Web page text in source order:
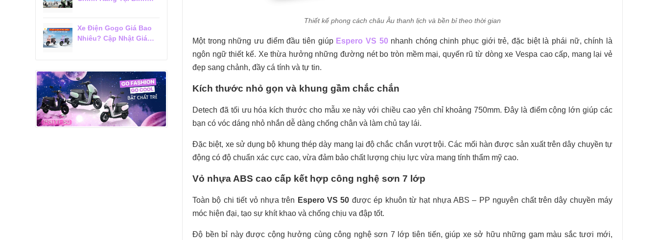
Thiết kế phong cách châu Âu thanh lịch và bền bỉ theo thời gian
Một trong những ưu điểm đầu tiên giúp Espero VS 50nhanh chóng chinh phục giới trẻ, đặc biệt là phái nữ, chính là
ngôn ngữ thiết kế. Xe thừa hưởng những đường nét bo tròn mềm mại, quyến rũ từ dòng xe Vespa cao cấp, mang lại vẻ
đẹp sang chảnh, đầy cá tính và tự tin.
Kích thước nhỏ gọn và khung gầm chắc chắn
Detech đã tối ưu hóa kích thước cho mẫu xe này với chiều cao yên chỉ khoảng 750mm. Đây là điểm cộng lớn giúp các
bạn có vóc dáng nhỏ nhắn dễ dàng chống chân và làm chủ tay lái.
Đặc biệt, xe sử dụng bộ khung thép dày mang lại độ chắc chắn vượt trội. Các mối hàn được sản xuất trên dây chuyền tự
động có độ chuẩn xác cực cao, vừa đảm bảo chất lượng chịu lực vừa mang tính thẩm mỹ cao.
Vỏ nhựa ABS cao cấp kết hợp công nghệ sơn 7 lớp
Toàn bộ chi tiết vỏ nhựa trên Espero VS 50 được ép khuôn từ hạt nhựa ABS – PP nguyên chất trên dây chuyền máy
móc hiện đại, tạo sự khít khao và chống chịu va đập tốt.
Độ bền bỉ này được cộng hưởng cùng công nghệ sơn 7 lớp tiên tiến, giúp xe sở hữu những gam màu sắc tươi mới,
Xe Điện Gogo Giá Bao
Nhiêu? Cập Nhật Giá